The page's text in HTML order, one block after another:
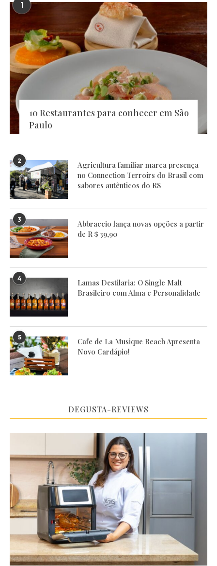
1
10 Restaurantes para conhecer em São
Paulo
2
Agricultura familiar marca presença
no Connection Terroirs do Brasil com
sabores autênticos do RS
3
Abbraccio lança novas opções a partir
de R＄39,90
4
Lamas Destilaria: O Single Malt
Brasileiro com Alma e Personalidade
5
Cafe de La Musique Beach Apresenta
Novo Cardápio!
DEGUSTA-REVIEWS